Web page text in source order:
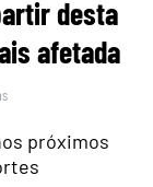
desta
afetada
próximos